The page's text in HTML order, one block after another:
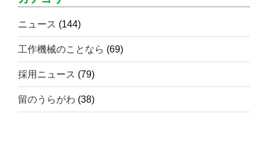
ニュース (144)
工作機械のことなら (69)
採用ニュース (79)
留のうらがわ (38)